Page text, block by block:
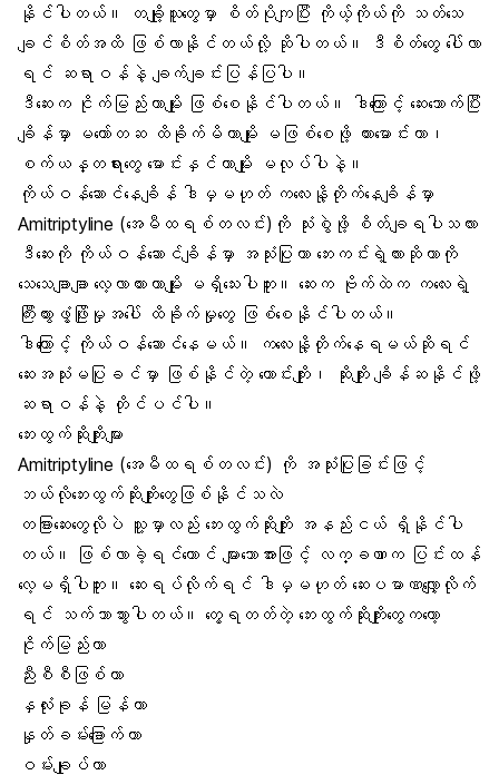
နိုင်ပါတယ်။ တချို့သူတွေမှာ စိတ်ပိုကျပြီး ကိုယ့်ကိုယ်ကို သတ်သေ
ချင်စိတ်အထိ ဖြစ်လာနိုင်တယ်လို့ ဆိုပါတယ်။ ဒီစိတ်တွေ ပေါ်လာ
ရင် ဆရာဝန်နဲ့ ချက်ချင်းပြန်ပြပါ။
ဒီဆေးက ငိုက်မြည်းတာမျိုး ဖြစ်စေနိုင်ပါတယ်။ ဒါကြောင့် ဆေးသောက်ပြီး
ချိန်မှာ မတော်တဆ ထိခိုက်မိတာမျိုး မဖြစ်စေဖို့ ကားမောင်းတာ၊
စက်ယန္တရားတွေ မောင်းနှင်တာမျိုး မလုပ်ပါနဲ့။
ကိုယ်ဝန်ဆောင်နေချိန် ဒါမှမဟုတ် ကလေးနို့တိုက်နေချိန်မှာ
Amitriptyline (အေမီထရစ်တလင်း)ကို သုံးစွဲဖို့ စိတ်ချရပါသလား
ဒီဆေးကို ကိုယ်ဝန်ဆောင်ချိန်မှာ အသုံးပြုတာ ဘေးကင်းရဲ့လားဆိုတာကို
သေသေချာချာ လေ့လာထားတာမျိုး မရှိသေးပါဘူး။ ဆေးက ဗိုက်ထဲက ကလေးရဲ့
ကြီးထွားဖွံ့ဖြိုးမှုအပေါ် ထိခိုက်မှုတွေ ဖြစ်စေနိုင်ပါတယ်။
ဒါကြောင့် ကိုယ်ဝန်ဆောင်နေမယ်။ ကလေးနို့တိုက်နေရမယ်ဆိုရင်
ဆေးအသုံးမပြုခင်မှာ ဖြစ်နိုင်တဲ့ ကောင်းကျိုး၊ ဆိုးကျိုး ချိန်ဆနိုင်ဖို့
ဆရာဝန်နဲ့ တိုင်ပင်ပါ။
ဘေးထွက်ဆိုးကျိုးများ
Amitriptyline (အေမီထရစ်တလင်း) ကို အသုံးပြုခြင်းဖြင့်
ဘယ်လိုဘေးထွက်ဆိုးကျိုးတွေဖြစ်နိုင်သလဲ
တခြားဆေးတွေလိုပဲ သူ့မှာလည်း ဘေးထွက်ဆိုးကျိုး အနည်းငယ် ရှိနိုင်ပါ
တယ်။ ဖြစ်လာခဲ့ရင်တောင် များသောအားဖြင့် လက္ခဏာက ပြင်းထန်
လေ့မရှိပါဘူး။ ဆေးရပ်လိုက်ရင် ဒါမှမဟုတ် ဆေးပမာဏလျှော့လိုက်
ရင် သက်သာသွားပါတယ်။ တွေ့ရတတ်တဲ့ ဘေးထွက်ဆိုးကျိုးတွေကတော့
ငိုက်မြည်းတာ
ညီးစီစီဖြစ်တာ
နှလုံးခုန် မြန်တာ
နှုတ်ခမ်းခြောက်တာ
ဝမ်းချုပ်တာ